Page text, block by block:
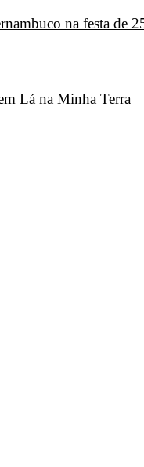
na festa de
Lá na Minha Terra